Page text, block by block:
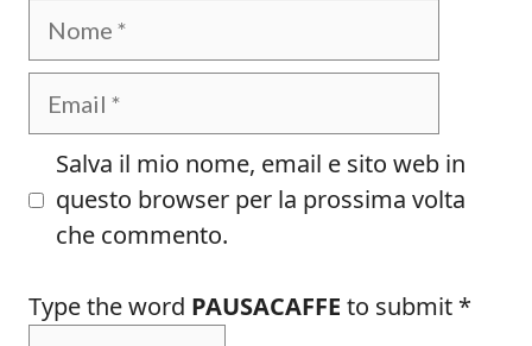
Nome
Email
Salva il mio nome, email e sito web in
questo browser per la prossima volta
che commento.
Type the word PAUSACAFFE to submit *